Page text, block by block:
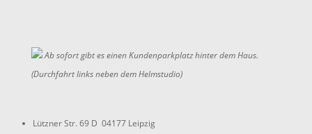
Ab sofort gibt es einen Kundenparkplatz hinter dem Haus.
(Durchfahrt links neben dem Helmstudio)
Lützner Str. 69 D 04177 Leipzig